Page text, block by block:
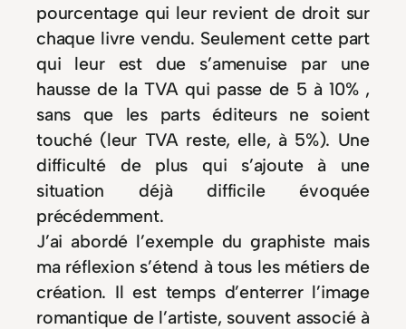
pourcentage qui leur revient de droit sur
chaque livre vendu. Seulement cette part
qui leur est due s’amenuise par une
hausse de la TVA qui passe de 5 à 10% ,
sans que les parts éditeurs ne soient
touché (leur TVA reste, elle, à 5%). Une
difficulté de plus qui s’ajoute à une
situation déjà difficile évoquée
précédemment.
J’ai abordé l’exemple du graphiste mais
ma réflexion s’étend à tous les métiers de
création. Il est temps d’enterrer l’image
romantique de l’artiste, souvent associé à